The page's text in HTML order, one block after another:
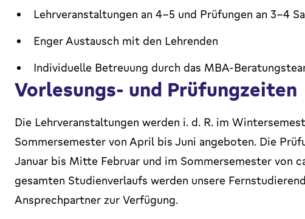
Lehrveranstaltungen an 4-5 und Prüfungen an 3-4
Enger Austausch mit den Lehrenden
Individuelle Betreuung durch das MBA-
Vorlesungs- und Prüfungzeiten
Die Lehrveranstaltungen werden i. d. R. im
Sommersemester von April bis Juni angeboten. Die
Januar bis Mitte Februar und im Sommersemester
gesamten Studienverlaufs werden unsere
Ansprechpartner zur Verfügung.